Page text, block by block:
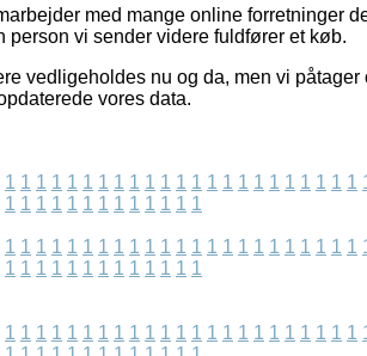
med mange online forretninger
person vi sender videre fuldfører et køb.
vedligeholdes nu og da, men vi påtager
vores data.
1 1 1 1 1 1 1 1 1 1 1 1 1 1 1 1 1 1 1 1 1 1 1
1 1 1 1 1 1 1 1 1 1 1 1 1
1 1 1 1 1 1 1 1 1 1 1 1 1 1 1 1 1 1 1 1 1 1 1
1 1 1 1 1 1 1 1 1 1 1 1 1
1 1 1 1 1 1 1 1 1 1 1 1 1 1 1 1 1 1 1 1 1 1 1